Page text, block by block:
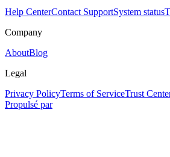
Help CenterContact SupportSystem status
Company
AboutBlog
Legal
Privacy PolicyTerms of ServiceTrust
Propulsé par